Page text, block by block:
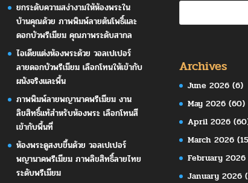
ยกระดับความสง่างามให้ห้องพระใน
บ้านคุณด้วย ภาพพิมพ์ลายต้นโพธิ์และ
ดอกบัวพรีเมียม คุณภาพระดับสากล
ไอเดียแต่งห้องพระด้วย วอลเปเปอร์
ลายดอกบัวพรีเมียม เลือกโทนให้เข้ากับ
ผนังจริงและพื้น
ภาพพิมพ์ลายพญานาคพรีเมียม งาน
ลิขสิทธิ์แท้สำหรับห้องพระ เลือกโทนสี
เข้ากับพื้นที่
ห้องพระดูสงบขึ้นด้วย วอลเปเปอร์
พญานาคพรีเมียม ภาพลิขสิทธิ์ลายไทย
ระดับพรีเมียม
Archives
June 2026(6)
May 2026(60)
April 2026
March 2026
February 2026
January 2026